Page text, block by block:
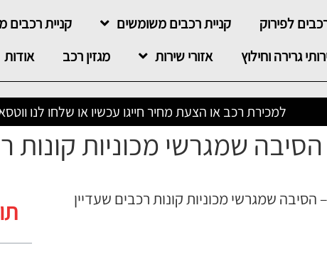
לפירוק קניית רכבים משומשים קניית רכבים
גרירה וחילוץ
אזורי שירות מגזין רכב אודות
למכירת רכב או הצעת מחיר חייגו עכשיו או שלחו לנו
שמגרשי מכוניות קונות
הסיבה שמגרשי מכוניות קונות רכבים שעדיין